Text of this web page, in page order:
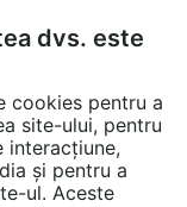
FĂ-ȚI CONT LOGIN
Tratamente, reparatii,
dvs. este
cookies pentru a
site-ului, pentru
interacțiune,
și pentru a
ul. Aceste